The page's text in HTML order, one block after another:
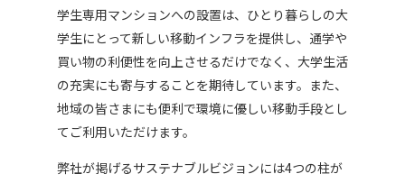
学生専用マンションへの設置は、ひとり暮らしの大
学生にとって新しい移動インフラを提供し、通学や
買い物の利便性を向上させるだけでなく、大学生活
の充実にも寄与することを期待しています。また、
地域の皆さまにも便利で環境に優しい移動手段とし
てご利用いただけます。
弊社が掲げるサステナブルビジョンには4つの柱が